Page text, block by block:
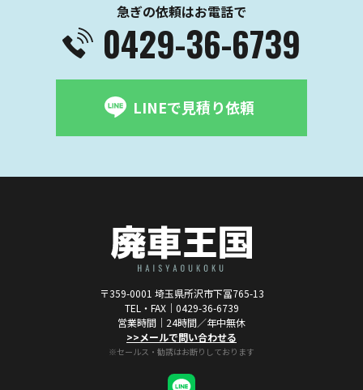
急ぎの依頼はお電話で
0429-36-6739
LINEで見積り依頼
〒359-0001 埼玉県所沢市下冨765-13
TEL・FAX｜ 0429-36-6739
営業時間｜24時間／年中無休
>>メールで問い合わせる
※セールス・勧誘はお断りしております